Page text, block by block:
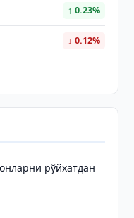
↑ 0.23%
↓ 0.12%
рўйхатдан